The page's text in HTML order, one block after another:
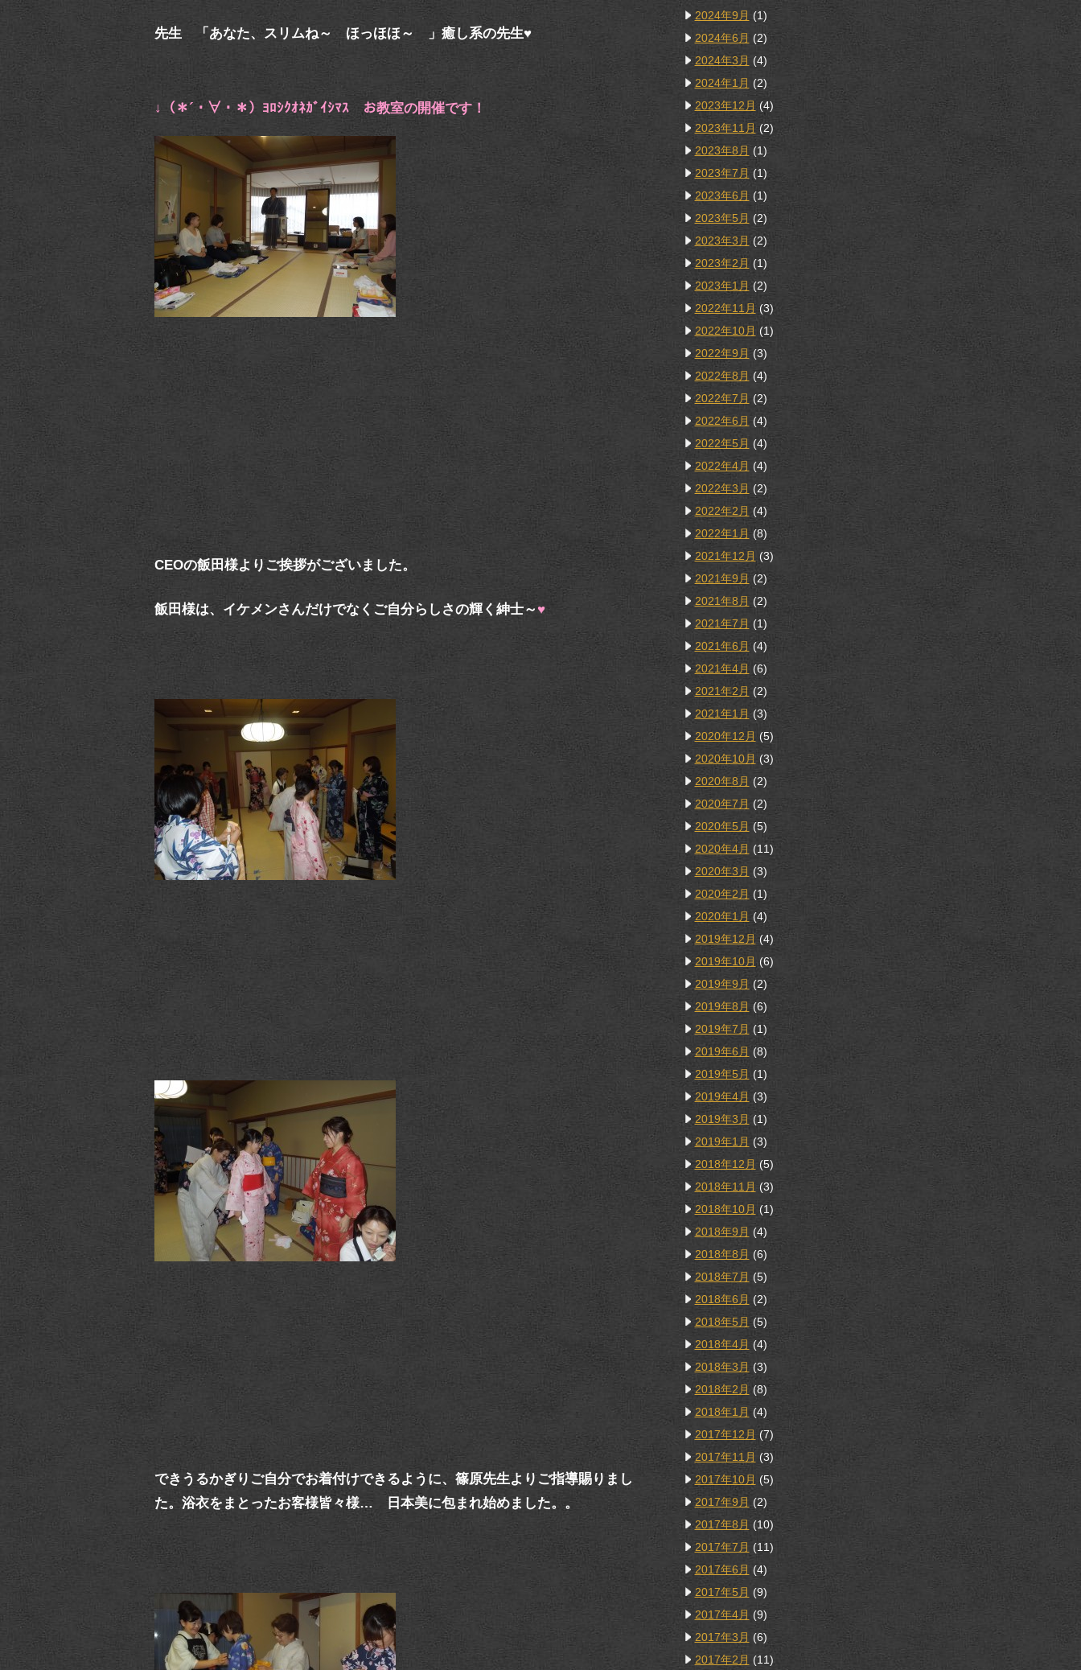
先生 「あなた、スリムね～ ほっほほ～ 」癒し系の先生♥
↓（＊´・∀・＊）ﾖﾛｼｸｵﾈｶﾞｲｼﾏｽ お教室の開催です！
CEOの飯田様よりご挨拶がございました。
飯田様は、イケメンさんだけでなくご自分らしさの輝く紳士～ ♥
できうるかぎりご自分でお着付けできるように、篠原先生よりご指導賜りまし
た。浴衣をまとったお客様皆々様… 日本美に包まれ始めました。。
2024年9月 (1)
2024年6月 (2)
2024年3月 (4)
2024年1月 (2)
2023年12月 (4)
2023年11月 (2)
2023年8月 (1)
2023年7月 (1)
2023年6月 (1)
2023年5月 (2)
2023年3月 (2)
2023年2月 (1)
2023年1月 (2)
2022年11月(3)
2022年10月 (1)
2022年9月(3)
2022年8月 (4)
2022年7月 (2)
2022年6月 (4)
2022年5月 (4)
2022年4月 (4)
2022年3月 (2)
2022年2月 (4)
2022年1月 (8)
2021年12月 (3)
2021年9月 (2)
2021年8月 (2)
2021年7月 (1)
2021年6月 (4)
2021年4月 (6)
2021年2月 (2)
2021年1月(3)
2020年12月 (5)
2020年10月 (3)
2020年8月 (2)
2020年7月 (2)
2020年5月 (5)
2020年4月 (11)
2020年3月 (3)
2020年2月 (1)
2020年1月 (4)
2019年12月 (4)
2019年10月 (6)
2019年9月 (2)
2019年8月 (6)
2019年7月 (1)
2019年6月 (8)
2019年5月 (1)
2019年4月 (3)
2019年3月(1)
2019年1月 (3)
2018年12月 (5)
2018年11月 (3)
2018年10月 (1)
2018年9月 (4)
2018年8月 (6)
2018年7月 (5)
2018年6月 (2)
2018年5月 (5)
2018年4月 (4)
2018年3月 (3)
2018年2月 (8)
2018年1月 (4)
2017年12月 (7)
2017年11月 (3)
2017年10月 (5)
2017年9月 (2)
2017年8月 (10)
2017年7月 (11)
2017年6月 (4)
2017年5月 (9)
2017年4月 (9)
2017年3月 (6)
2017年2月 (11)